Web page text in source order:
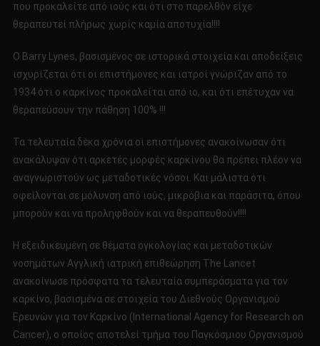
που προκαλείτε από ιούς και ότι στο παρελθόν είχε
θεραπευτεί πλήρως χωρίς καμία αποτυχία!!!!
Ο Barry Lynes, βασισμένος σε ιστορικά στοιχεία και αποδείξεις
ισχυρίζεται ότι οι επιστήμονες και ιατροί γνώριζαν από το
1934 ότι ο καρκίνος προκαλείται από ιο, και ότι επέτυχαν να
θεραπεύσουν την πάθηση 100% !!!
Τα τελευταία δέκα χρόνια οι επιστήμονες ανακοίνωσαν ότι
ανακάλυψαν ότι αρκετές μορφές καρκίνου θα πρέπει πλέον να
αναγνωριστούν ως μεταδοτικές νόσοι. Και μάλιστα ότι
οφείλονται σε μόλυνση από ιούς, μικρόβια και παράσιτα, όπου
μπορούν και να προληφθούν και να θεραπευθούν!!!!
Η εξειδικευμένη σε θέματα ογκολογίας και μεταδοτικών
νοσημάτων Αγγλική ιατρική επιθεώρηση The Lancet
ανακοίνωσε πρόσφατα τα τελευταία συμπεράσματα για τον
καρκίνο, βασισμένα σε στοιχεία του Διεθνούς Οργανισμού
Ερευνών για τον Καρκίνο (International Agency for Research on
Cancer), ο οποίος αποτελεί τμήμα του Παγκόσμιου Οργανισμού